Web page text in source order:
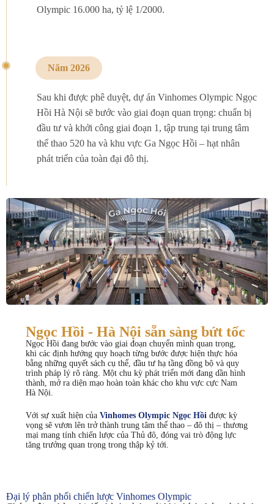
Olympic 16.000 ha, tỷ lệ 1/2000.
Năm 2026
Sau khi được phê duyệt, dự án Vinhomes Olympic Ngọc
Hồi Hà Nội sẽ bước vào giai đoạn quan trọng: chuẩn bị
đầu tư và khởi công giai đoạn 1, tập trung tại trung tâm
thể thao 520 ha và khu vực Ga Ngọc Hồi – hạt nhân
phát triển của toàn đại đô thị.
Ngọc Hồi - Hà Nội sẵn sàng bứt tốc
Ngọc Hồi đang bước vào giai đoạn chuyển mình quan trọng,
khi các định hướng quy hoạch từng bước được hiện thực hóa
bằng những quyết sách cụ thể, đầu tư hạ tầng đồng bộ và quy
trình pháp lý rõ ràng. Một chu kỳ phát triển mới đang dần hình
thành, mở ra diện mạo hoàn toàn khác cho khu vực cực Nam
Hà Nội.
Với sự xuất hiện của Vinhomes Olympic Ngọc Hồi được kỳ
vọng sẽ vươn lên trở thành trung tâm thể thao – đô thị – thương
mại mang tính chiến lược của Thủ đô, đóng vai trò động lực
tăng trưởng quan trọng trong thập kỷ tới.
Đại lý phân phối chiến lược Vinhomes Olympic